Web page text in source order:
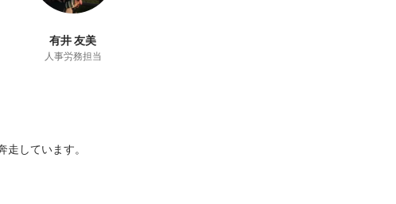
有井 友美
人事労務担当
しています。